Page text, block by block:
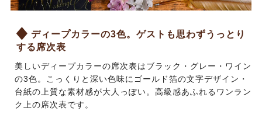
ディープカラーの3色。ゲストも思わずうっとり
する席次表
美しいディープカラーの席次表はブラック・グレー・ワイン
の3色。こっくりと深い色味にゴールド箔の文字デザイン・
台紙の上質な素材感が大人っぽい。高級感あふれるワンラン
ク上の席次表です。